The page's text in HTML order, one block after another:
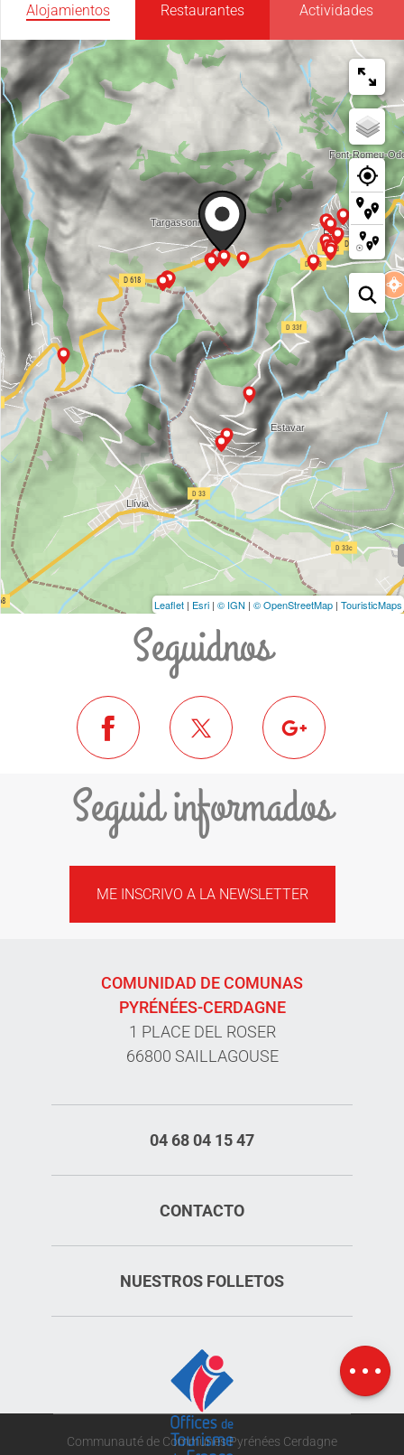
Mapa
Alojamientos Restaurantes Actividades
Leaflet | Esri | © IGN | © OpenStreetMap | TouristicMaps
Seguidnos
Seguid informados
ME INSCRIVO A LA NEWSLETTER
COMUNIDAD DE COMUNAS
PYRÉNÉES-CERDAGNE
1 PLACE DEL ROSER
66800 SAILLAGOUSE
04 68 04 15 47
CONTACTO
NUESTROS FOLLETOS
Communauté de Communes Pyrénées Cerdagne